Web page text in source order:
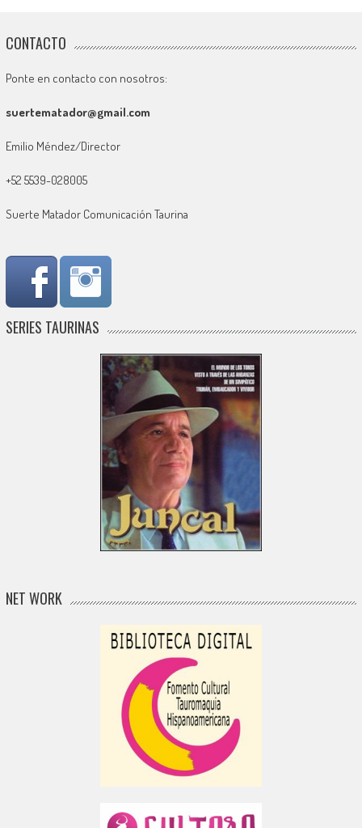
CONTACTO
Ponte en contacto con nosotros:
suertematador@gmail.com
Emilio Méndez/Director
+52 5539-028005
Suerte Matador Comunicación Taurina
SERIES TAURINAS
NET WORK